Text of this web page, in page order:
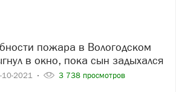
в окно, пока сын задыхался
10-2021 3 738 просмотров